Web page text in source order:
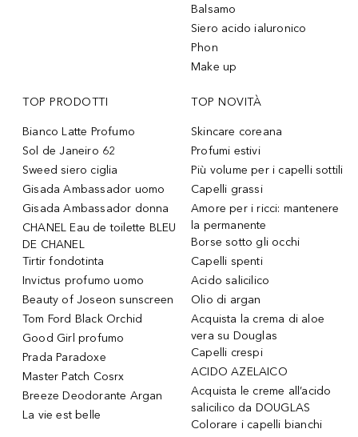
Balsamo
Siero acido ialuronico
Phon
Make up
TOP PRODOTTI
Bianco Latte Profumo
Sol de Janeiro 62
Sweed siero ciglia
Gisada Ambassador uomo
Gisada Ambassador donna
CHANEL Eau de toilette BLEU
DE CHANEL
Tirtir fondotinta
Invictus profumo uomo
Beauty of Joseon sunscreen
Tom Ford Black Orchid
Good Girl profumo
Prada Paradoxe
Master Patch Cosrx
Breeze Deodorante Argan
La vie est belle
TOP NOVITÀ
Skincare coreana
Profumi estivi
Più volume per i capelli sottili
Capelli grassi
Amore per i ricci: mantenere
la permanente
Borse sotto gli occhi
Capelli spenti
Acido salicilico
Olio di argan
Acquista la crema di aloe
vera su Douglas
Capelli crespi
ACIDO AZELAICO
Acquista le creme all’acido
salicilico da DOUGLAS
Colorare i capelli bianchi